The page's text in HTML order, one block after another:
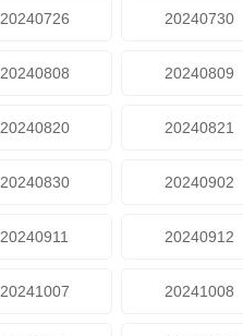
20240726 20240730
20240808 20240809
20240820 20240821
20240830 20240902
20240911 20240912
20241007 20241008